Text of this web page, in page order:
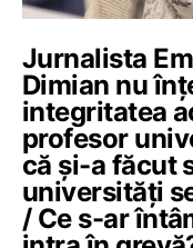
Jurnalista
Dimian nu
integritatea
profesor
că și-a făcut
universități
/ Ce s-ar